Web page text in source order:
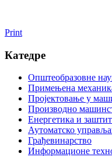
Print
Катедре
Општеобразовне
Примењена
Пројектовање у
Производно
Енергетика и
Аутоматско
Грађевинарство
Информационе